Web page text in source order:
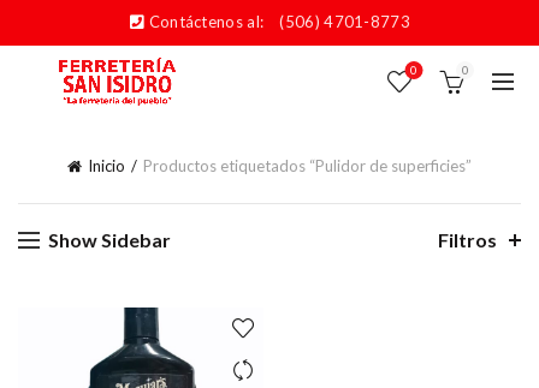
Contáctenos al: (506) 4701-8773
0 0
Inicio Productos etiquetados “Pulidor de superficies”
Show Sidebar Filtros